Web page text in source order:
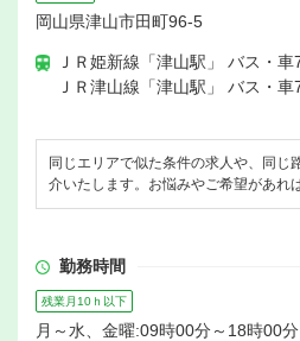
岡山県津山市田町96-5
ＪＲ姫新線「津山駅」 バス・車
ＪＲ津山線「津山駅」 バス・車
同じエリアで似た条件の求人や、同じ
介いたします。お悩みやご希望があれ
勤務時間
残業月10ｈ以下
月～水、金曜:09時00分～18時00